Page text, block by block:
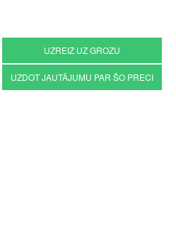
UZREIZ UZ GROZU
UZDOT JAUTĀJUMU PAR ŠO PRECI